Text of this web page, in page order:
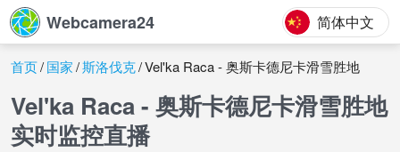
Webcamera24 简体中文
首页 国家 斯洛伐克 Vel'ka Raca - 奥斯卡德尼卡滑雪胜地
Vel'ka Raca - 奥斯卡德尼卡滑雪胜地
实时监控直播